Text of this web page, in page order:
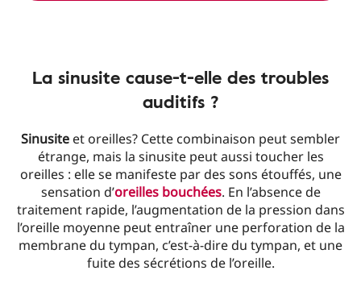
La sinusite cause-t-elle des troubles
auditifs ?
Sinusite et oreilles? Cette combinaison peut sembler
étrange, mais la sinusite peut aussi toucher les
oreilles : elle se manifeste par des sons étouffés, une
sensation d’oreilles bouchées. En l’absence de
traitement rapide, l’augmentation de la pression dans
l’oreille moyenne peut entraîner une perforation de la
membrane du tympan, c’est-à-dire du tympan, et une
fuite des sécrétions de l’oreille.